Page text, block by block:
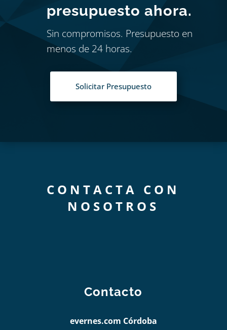
presupuesto ahora.
Sin compromisos. Presupuesto en
menos de 24 horas.
Solicitar Presupuesto
CONTACTA CON
NOSOTROS
Contacto
evernes.com Córdoba